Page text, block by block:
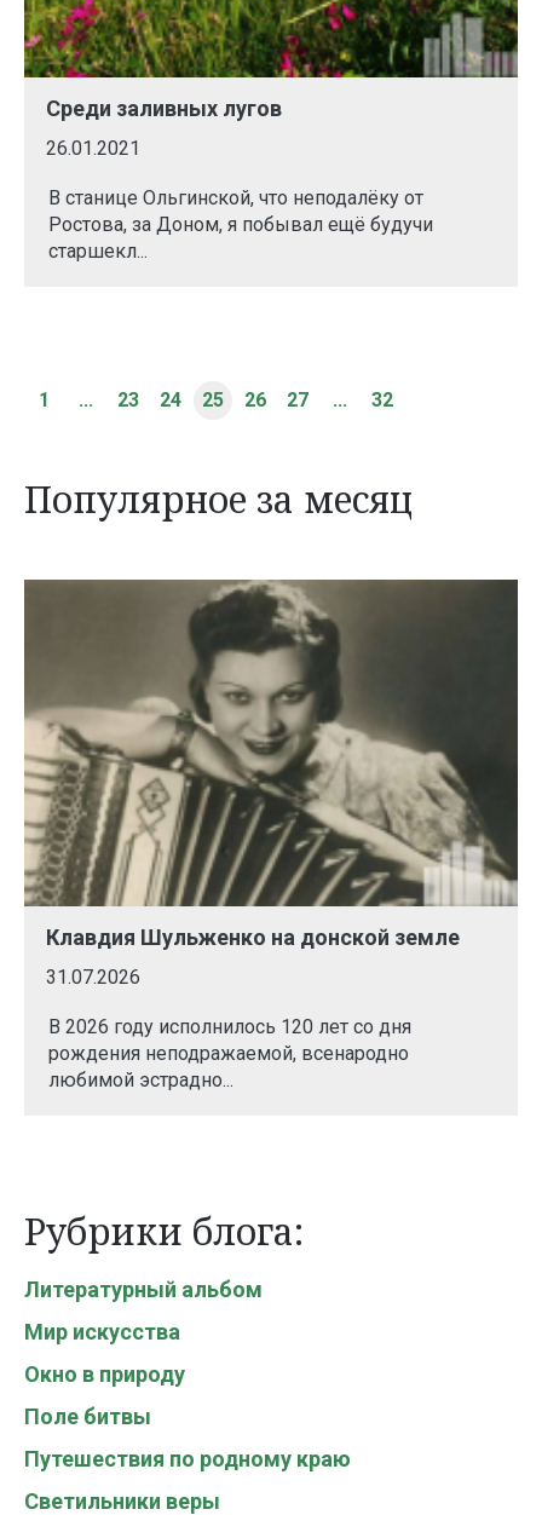
Среди заливных лугов
26.01.2021
В станице Ольгинской, что неподалёку от
Ростова, за Доном, я побывал ещё будучи
старшекл...
1 ... 23 24 25 26 27 ... 32
Популярное за месяц
Клавдия Шульженко на донской земле
31.07.2026
В 2026 году исполнилось 120 лет со дня
рождения неподражаемой, всенародно
любимой эстрадно...
Рубрики блога:
Литературный альбом
Мир искусства
Окно в природу
Поле битвы
Путешествия по родному краю
Светильники веры